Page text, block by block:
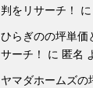
判をリサーチ！
に
ひらぎのの坪単価
サーチ！
に 匿名
ヤマダホームズの